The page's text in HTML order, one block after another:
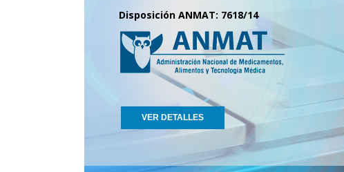
Disposición ANMAT: 7618/14
VER DETALLES